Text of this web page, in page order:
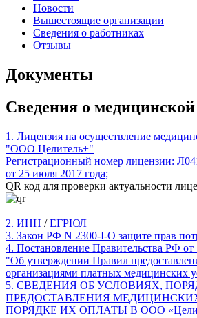
Новости
Вышестоящие организации
Сведения о работниках
Отзывы
Документы
Сведения о
1. Лицензия на осуществление
"ООО Целитель+"
Регистрационный номер лицензии:
от 25 июля 2017 года;
QR код для проверки актуальности
2. ИНН /ЕГРЮЛ
3. Закон РФ N 2300-I-О защите прав
4. Постановление Правительства РФ от
"Об утверждении Правил
организациями платных медицинских
5. СВЕДЕНИЯ ОБ УСЛОВИЯХ,
ПРЕДОСТАВЛЕНИЯ
ПОРЯДКЕ ИХ ОПЛАТЫ В ООО